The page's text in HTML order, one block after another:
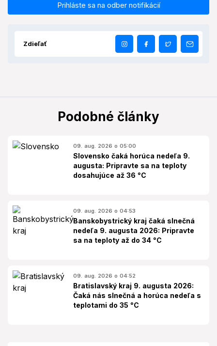
Prihláste sa na odber notifikácií
Zdieľať
Podobné články
09. aug. 2026 o 05:00
Slovensko čaká horúca nedeľa 9.
augusta: Pripravte sa na teploty
dosahujúce až 36 °C
09. aug. 2026 o 04:53
Banskobystrický kraj čaká slnečná
nedeľa 9. augusta 2026: Pripravte
sa na teploty až do 34 °C
09. aug. 2026 o 04:52
Bratislavský kraj 9. augusta 2026:
Čaká nás slnečná a horúca nedeľa s
teplotami do 35 °C